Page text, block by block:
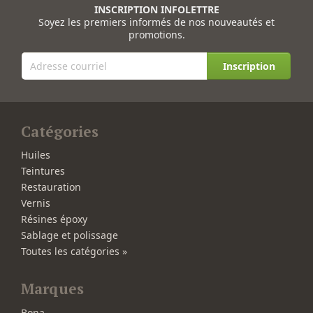
INSCRIPTION INFOLETTRE
Soyez les premiers informés de nos nouveautés et
promotions.
Inscription
Catégories
Huiles
Teintures
Restauration
Vernis
Résines époxy
Sablage et polissage
Toutes les catégories »
Marques